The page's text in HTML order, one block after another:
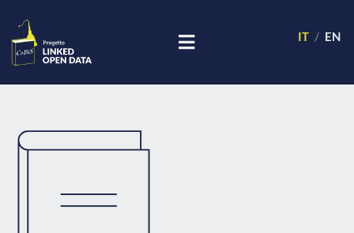
IT EN